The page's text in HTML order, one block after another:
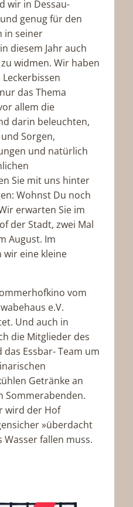
wir in Dessau-
genug für den
in seiner
diesem Jahr auch
widmen. Wir haben
das Thema
allem die
darin beleuchten,
Sorgen,
und natürlich
Sie mit uns hinter
Wohnst Du noch
erwarten Sie im
der Stadt, zwei Mal
August. Im
wir eine kleine
vom
e.V.
Und auch in
die Mitglieder des
das Essbar- Team um
Getränke an
Sommerabenden.
wird der Hof
»überdacht
Wasser fallen muss.